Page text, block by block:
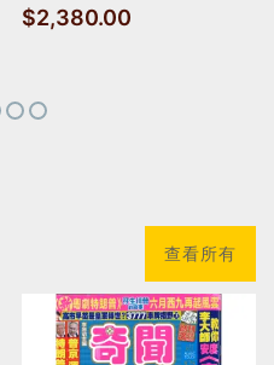
$2,380.00
查看所有